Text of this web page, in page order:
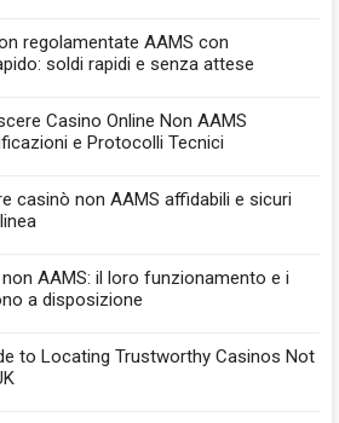
regolamentate AAMS con
soldi rapidi e senza attese
Casino Online Non AAMS
e Protocolli Tecnici
casinò non AAMS affidabili e sicuri
AAMS: il loro funzionamento e i
a disposizione
to Locating Trustworthy Casinos Not